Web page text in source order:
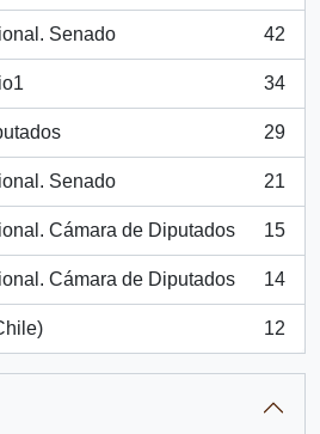
Senado 42
34
29
Senado 21
Cámara de Diputados 15
Cámara de Diputados 14
12